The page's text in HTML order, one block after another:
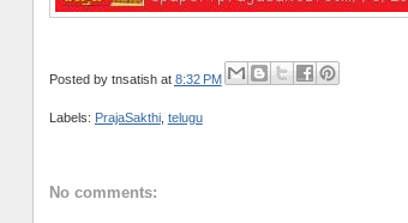
Posted by tnsatish at 8:32 PM
Labels: PrajaSakthi, telugu
No comments: